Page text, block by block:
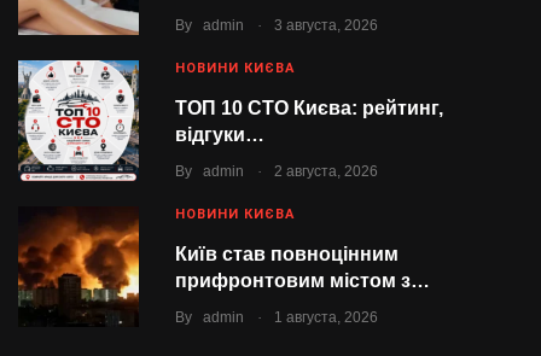
By admin . 3 августа, 2026
НОВИНИ КИЄВА
ТОП 10 СТО Києва: рейтинг,
відгуки…
By admin . 2 августа, 2026
НОВИНИ КИЄВА
Київ став повноцінним
прифронтовим містом з…
By admin . 1 августа, 2026